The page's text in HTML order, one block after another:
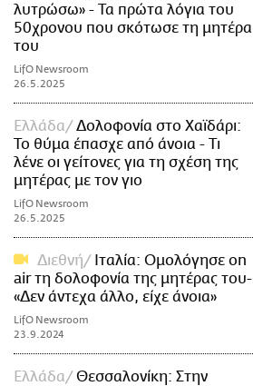
λυτρώσω» - Τα πρώτα λόγια του
50χρονου που σκότωσε τη μητέρα
του
LifO Newsroom
26.5.2025
Ελλάδα
Δολοφονία στο Χαϊδάρι:
Το θύμα έπασχε από άνοια - Τι
λένε οι γείτονες για τη σχέση της
μητέρας με τον γιο
LifO Newsroom
26.5.2025
Διεθνή
Ιταλία: Ομολόγησε on
air τη δολοφονία της μητέρας του-
«Δεν άντεχα άλλο, είχε άνοια»
LifO Newsroom
23.9.2024
Ελλάδα
Θεσσαλονίκη: Στην